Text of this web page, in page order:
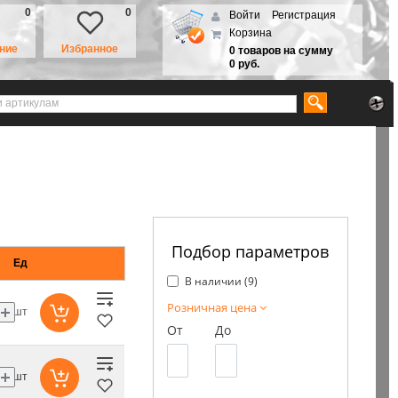
0
Избранное
0 Войти
Регистрация
Корзина
0 товаров на сумму
0 руб.
Подбор параметров
В наличии (9)
Розничная цена
От До
Ед
шт
шт